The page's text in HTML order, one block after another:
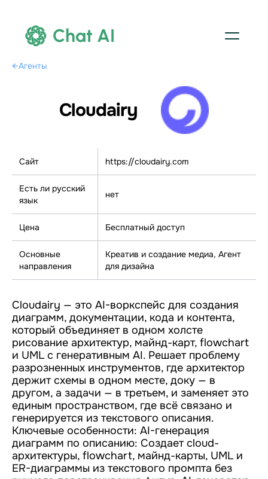
Chat AI
←Агенты
Cloudairy
Сайт https://cloudairy.com
Есть ли русский
язык
нет
Цена Бесплатный доступ
Основные
направления
Креатив и создание медиа, Агент
для дизайна
Cloudairy — это AI-воркспейс для создания
диаграмм, документации, кода и контента,
который объединяет в одном холсте
рисование архитектур, майнд-карт, flowchart
и UML с генеративным AI. Решает проблему
разрозненных инструментов, где архитектор
держит схемы в одном месте, доку — в
другом, а задачи — в третьем, и заменяет это
единым пространством, где всё связано и
генерируется из текстового описания.
Ключевые особенности: AI-генерация
диаграмм по описанию: Создает cloud-
архитектуры, flowchart, майнд-карты, UML и
ER-диаграммы из текстового промпта без